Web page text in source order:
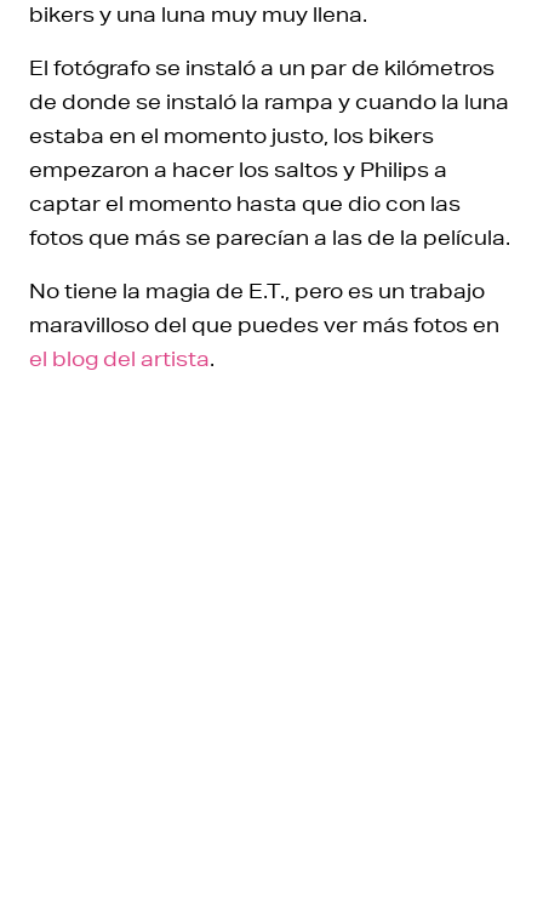
bikers y una luna muy muy llena.
El fotógrafo se instaló a un par de kilómetros
de donde se instaló la rampa y cuando la luna
estaba en el momento justo, los bikers
empezaron a hacer los saltos y Philips a
captar el momento hasta que dio con las
fotos que más se parecían a las de la película.
No tiene la magia de E.T., pero es un trabajo
maravilloso del que puedes ver más fotos en
el blog del artista.